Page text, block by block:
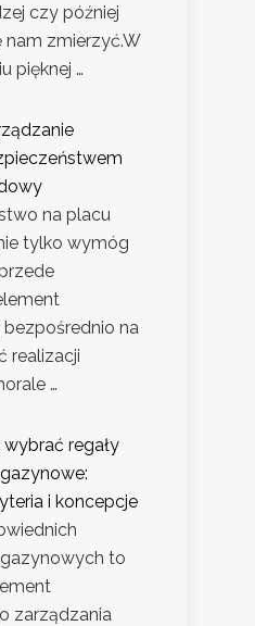
czy później
nam zmierzyć.W
pięknej …
na placu
tylko wymóg
bezpośrednio na
realizacji
…
wybrać regały
i koncepcje
to
zarządzania